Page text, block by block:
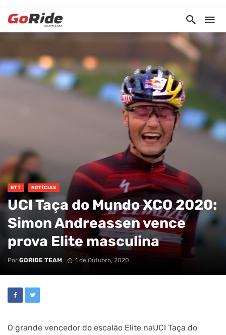
BTT NOTÍCIAS
UCI Taça do Mundo XCO 2020:
Simon Andreassen vence
prova Elite masculina
Por GORIDE TEAM 1 de Outubro, 2020
O grande vencedor do escalão Elite naUCI Taça do